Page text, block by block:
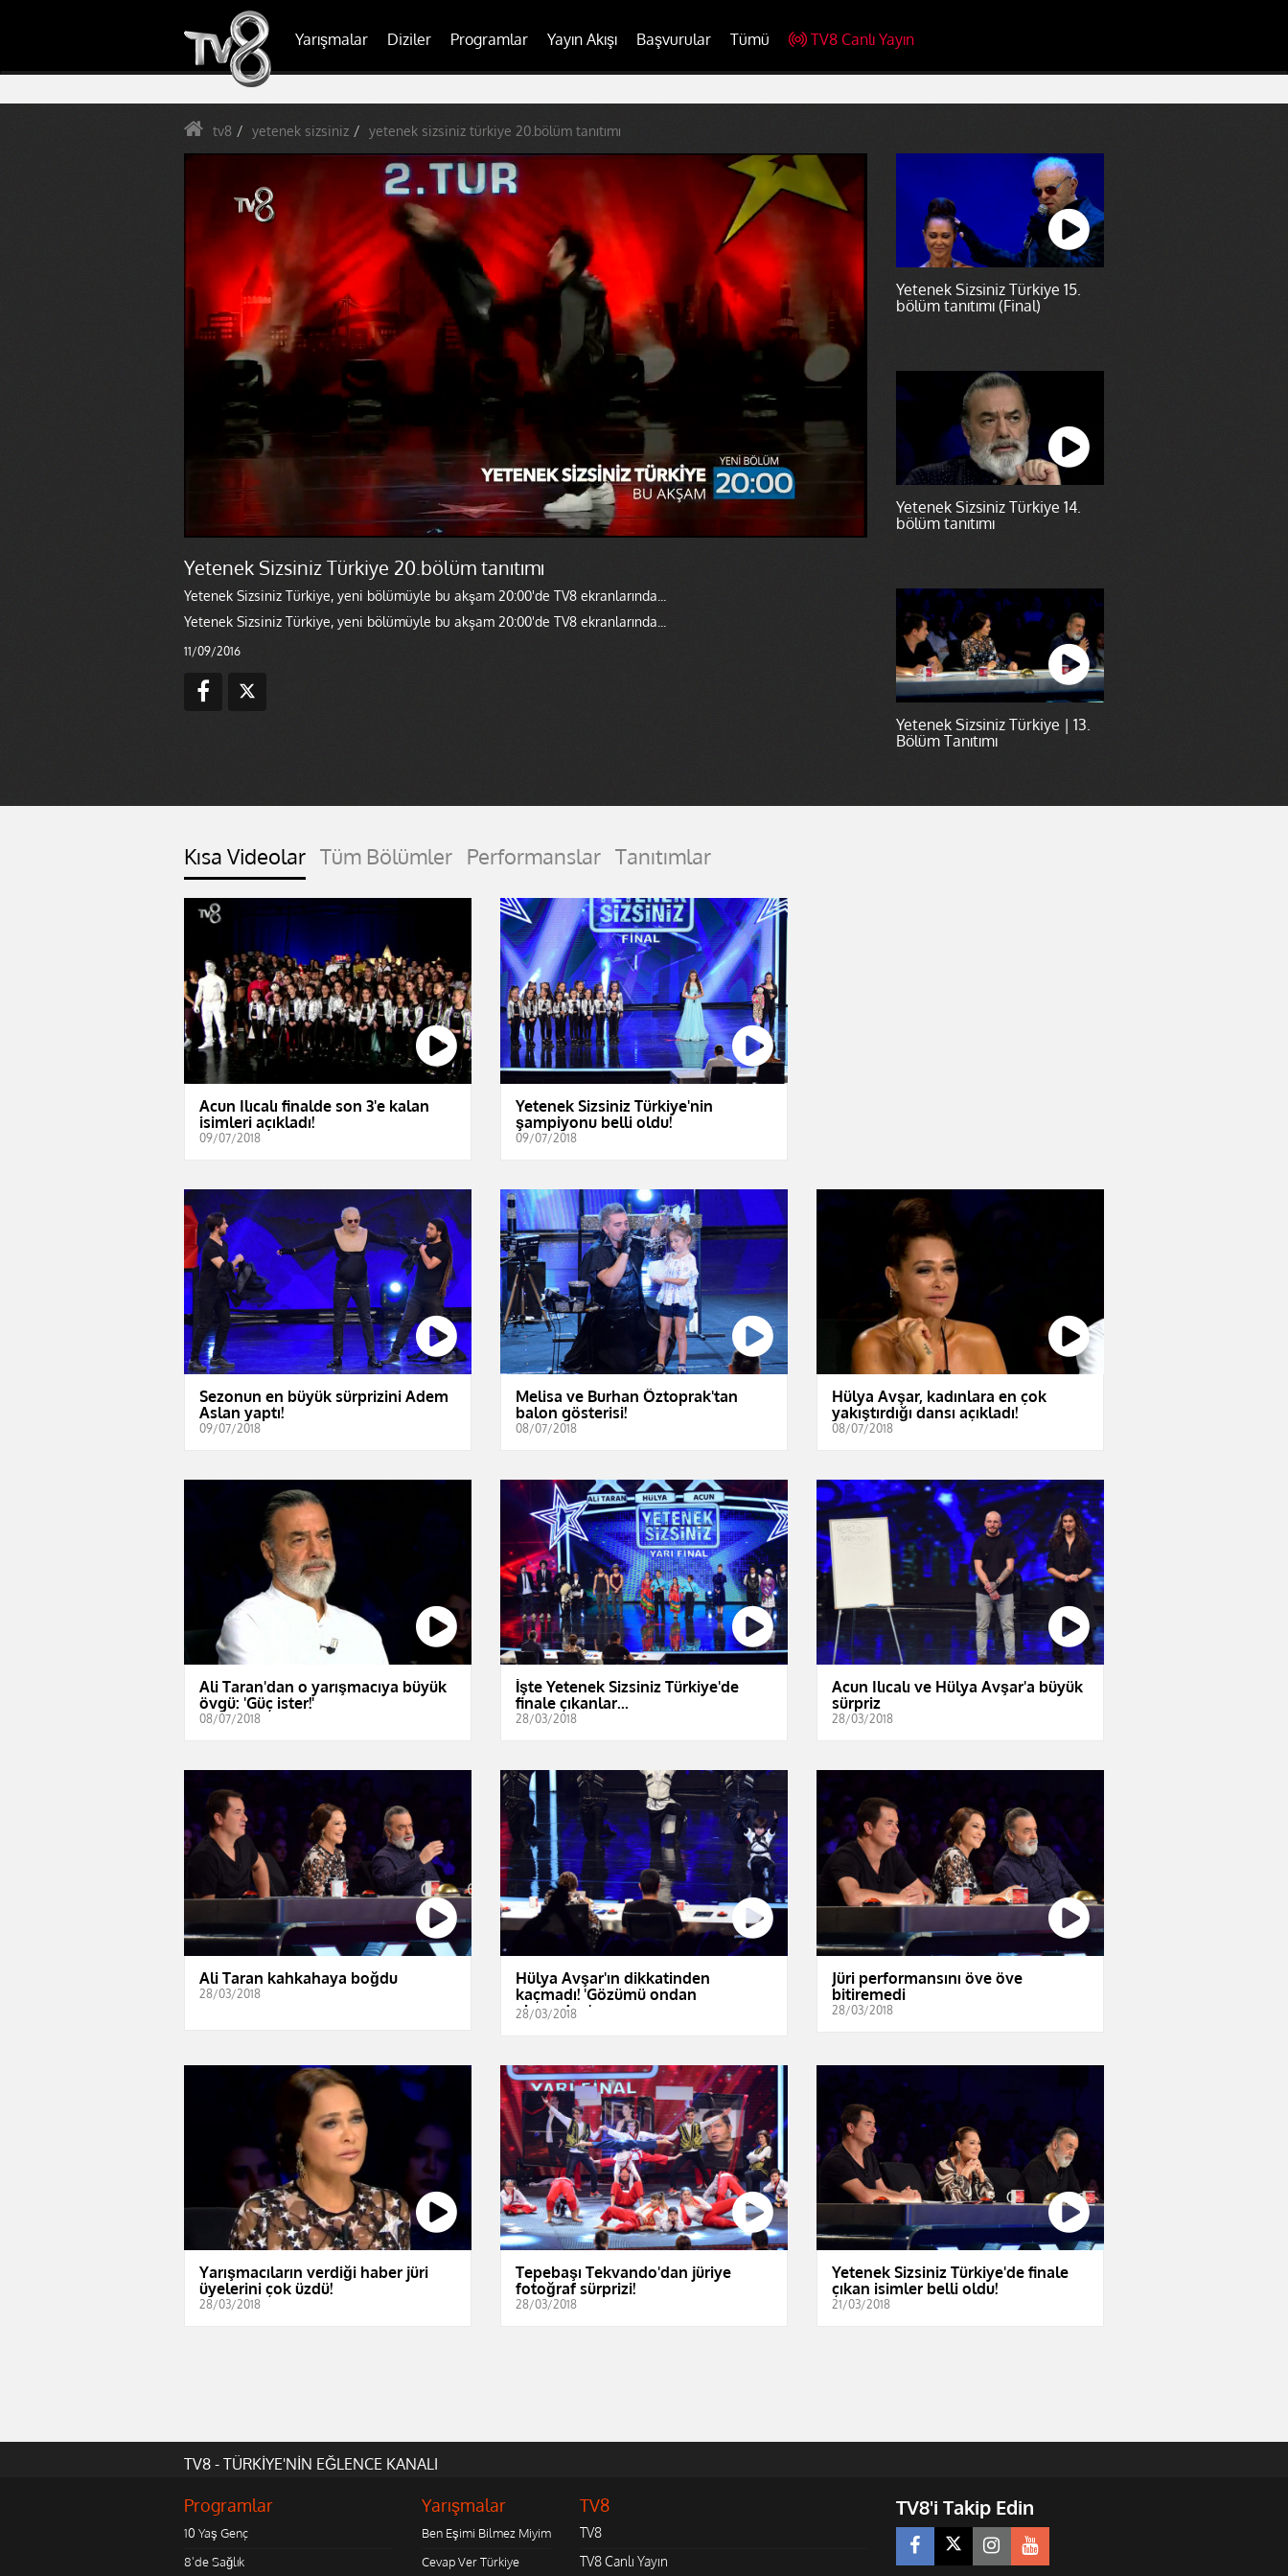
Yarışmalar Diziler Programlar Yayın Akışı Başvurular Tümü TV8 Canlı Yayın
tv8 yetenek sizsiniz yetenek sizsiniz türkiye 20.bölüm tanıtımı
Yetenek Sizsiniz Türkiye 20.bölüm tanıtımı
Yetenek Sizsiniz Türkiye, yeni bölümüyle bu akşam 20:00'de TV8 ekranlarında...
Yetenek Sizsiniz Türkiye, yeni bölümüyle bu akşam 20:00'de TV8 ekranlarında...
11/09/2016
Yetenek Sizsiniz Türkiye 15.
bölüm tanıtımı (Final)
Yetenek Sizsiniz Türkiye 14.
bölüm tanıtımı
Yetenek Sizsiniz Türkiye | 13.
Bölüm Tanıtımı
Kısa Videolar Tüm Bölümler Performanslar Tanıtımlar
Acun Ilıcalı finalde son 3'e kalan
isimleri açıkladı!
09/07/2018
Yetenek Sizsiniz Türkiye'nin
şampiyonu belli oldu!
09/07/2018
Sezonun en büyük sürprizini Adem
Aslan yaptı!
09/07/2018
Melisa ve Burhan Öztoprak'tan
balon gösterisi!
08/07/2018
Hülya Avşar, kadınlara en çok
yakıştırdığı dansı açıkladı!
08/07/2018
Ali Taran'dan o yarışmacıya büyük
övgü: 'Güç ister!'
08/07/2018
İşte Yetenek Sizsiniz Türkiye'de
finale çıkanlar...
28/03/2018
Acun Ilıcalı ve Hülya Avşar'a büyük
sürpriz
28/03/2018
Ali Taran kahkahaya boğdu
28/03/2018
Hülya Avşar'ın dikkatinden
kaçmadı! 'Gözümü ondan
alamadım'
28/03/2018
Jüri performansını öve öve
bitiremedi
28/03/2018
Yarışmacıların verdiği haber jüri
üyelerini çok üzdü!
28/03/2018
Tepebaşı Tekvando'dan jüriye
fotoğraf sürprizi!
28/03/2018
Yetenek Sizsiniz Türkiye'de finale
çıkan isimler belli oldu!
21/03/2018
TV8 - TÜRKİYE'NİN EĞLENCE KANALI
Programlar
10 Yaş Genç
8'de Sağlık
Yarışmalar
Ben Eşimi Bilmez Miyim
Cevap Ver Türkiye
TV8
TV8
TV8 Canlı Yayın
TV8'i Takip Edin